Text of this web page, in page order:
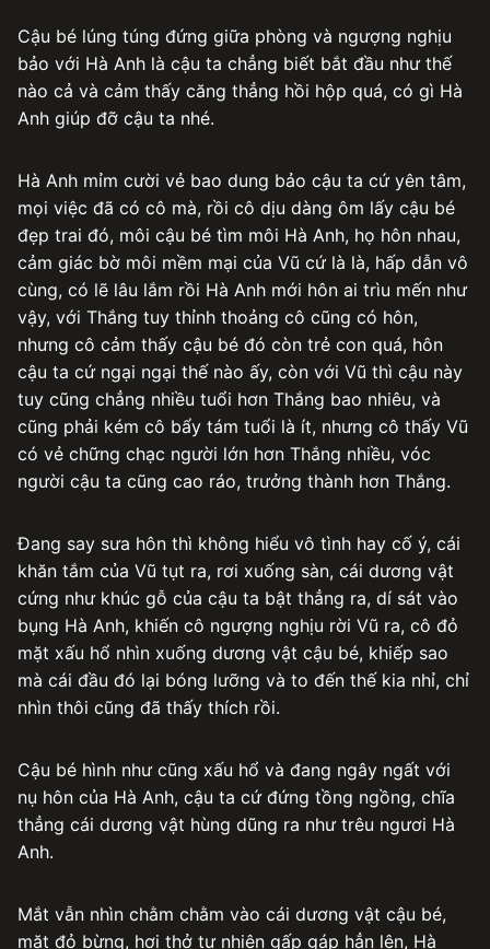
Cậu bé lúng túng đứng giữa phòng và ngượng nghịu
bảo với Hà Anh là cậu ta chẳng biết bắt đầu như thế
nào cả và cảm thấy căng thẳng hồi hộp quá, có gì Hà
Anh giúp đỡ cậu ta nhé.
Hà Anh mỉm cười vẻ bao dung bảo cậu ta cứ yên tâm,
mọi việc đã có cô mà, rồi cô dịu dàng ôm lấy cậu bé
đẹp trai đó, môi cậu bé tìm môi Hà Anh, họ hôn nhau,
cảm giác bờ môi mềm mại của Vũ cứ là là, hấp dẫn vô
cùng, có lẽ lâu lắm rồi Hà Anh mới hôn ai trìu mến như
vậy, với Thắng tuy thỉnh thoảng cô cũng có hôn,
nhưng cô cảm thấy cậu bé đó còn trẻ con quá, hôn
cậu ta cứ ngại ngại thế nào ấy, còn với Vũ thì cậu này
tuy cũng chẳng nhiều tuổi hơn Thắng bao nhiêu, và
cũng phải kém cô bẩy tám tuổi là ít, nhưng cô thấy Vũ
có vẻ chững chạc người lớn hơn Thắng nhiều, vóc
người cậu ta cũng cao ráo, trưởng thành hơn Thắng.
Đang say sưa hôn thì không hiểu vô tình hay cố ý, cái
khăn tắm của Vũ tụt ra, rơi xuống sàn, cái dương vật
cứng như khúc gỗ của cậu ta bật thẳng ra, dí sát vào
bụng Hà Anh, khiến cô ngượng nghịu rời Vũ ra, cô đỏ
mặt xấu hổ nhìn xuống dương vật cậu bé, khiếp sao
mà cái đầu đó lại bóng lưỡng và to đến thế kia nhỉ, chỉ
nhìn thôi cũng đã thấy thích rồi.
Cậu bé hình như cũng xấu hổ và đang ngây ngất với
nụ hôn của Hà Anh, cậu ta cứ đứng tồng ngồng, chĩa
thẳng cái dương vật hùng dũng ra như trêu ngươi Hà
Anh.
Mắt vẫn nhìn chằm chằm vào cái dương vật cậu bé,
mặt đỏ bừng, hơi thở tự nhiên gấp gáp hẳn lên, Hà